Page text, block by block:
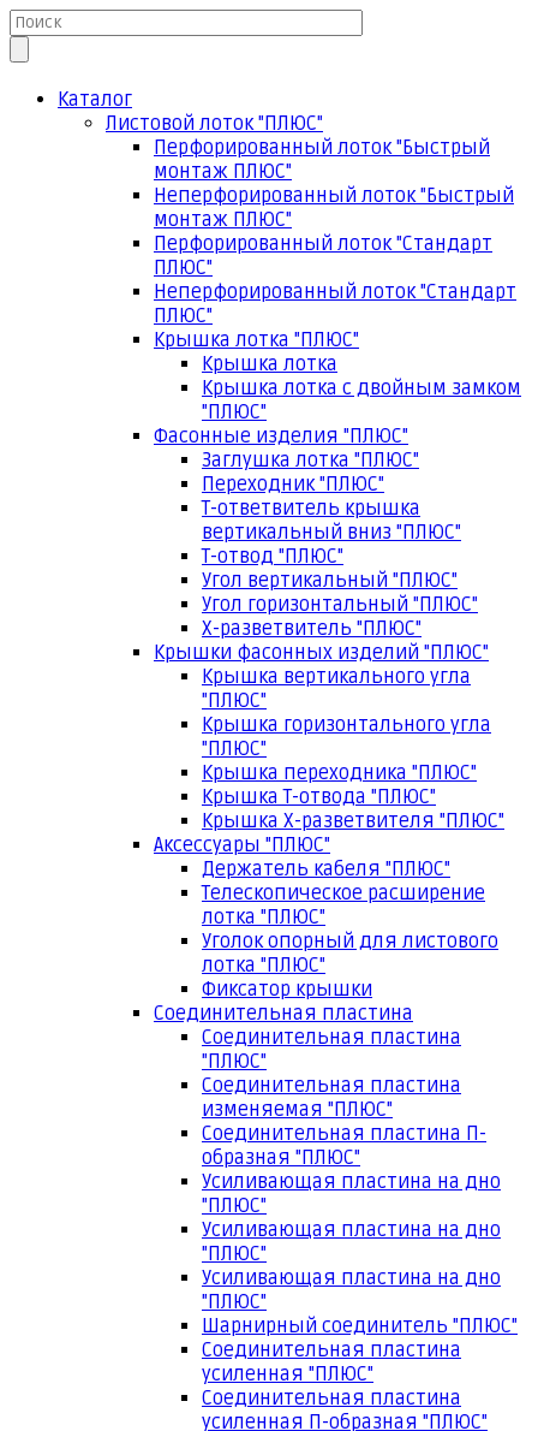
Каталог
Листовой лоток "ПЛЮС"
Перфорированный лоток "Быстрый
монтаж ПЛЮС"
Неперфорированный лоток "Быстрый
монтаж ПЛЮС"
Перфорированный лоток "Стандарт
ПЛЮС"
Неперфорированный лоток "Стандарт
ПЛЮС"
Крышка лотка "ПЛЮС"
Крышка лотка
Крышка лотка с двойным замком
"ПЛЮС"
Фасонные изделия "ПЛЮС"
Заглушка лотка "ПЛЮС"
Переходник "ПЛЮС"
Т-ответвитель крышка
вертикальный вниз "ПЛЮС"
Т-отвод "ПЛЮС"
Угол вертикальный "ПЛЮС"
Угол горизонтальный "ПЛЮС"
Х-разветвитель "ПЛЮС"
Крышки фасонных изделий "ПЛЮС"
Крышка вертикального угла
"ПЛЮС"
Крышка горизонтального угла
"ПЛЮС"
Крышка переходника "ПЛЮС"
Крышка Т-отвода "ПЛЮС"
Крышка Х-разветвителя "ПЛЮС"
Аксессуары "ПЛЮС"
Держатель кабеля "ПЛЮС"
Телескопическое расширение
лотка "ПЛЮС"
Уголок опорный для листового
лотка "ПЛЮС"
Фиксатор крышки
Соединительная пластина
Соединительная пластина
"ПЛЮС"
Соединительная пластина
изменяемая "ПЛЮС"
Соединительная пластина П-
образная "ПЛЮС"
Усиливающая пластина на дно
"ПЛЮС"
Усиливающая пластина на дно
"ПЛЮС"
Усиливающая пластина на дно
"ПЛЮС"
Шарнирный соединитель "ПЛЮС"
Соединительная пластина
усиленная "ПЛЮС"
Соединительная пластина
усиленная П-образная "ПЛЮС"